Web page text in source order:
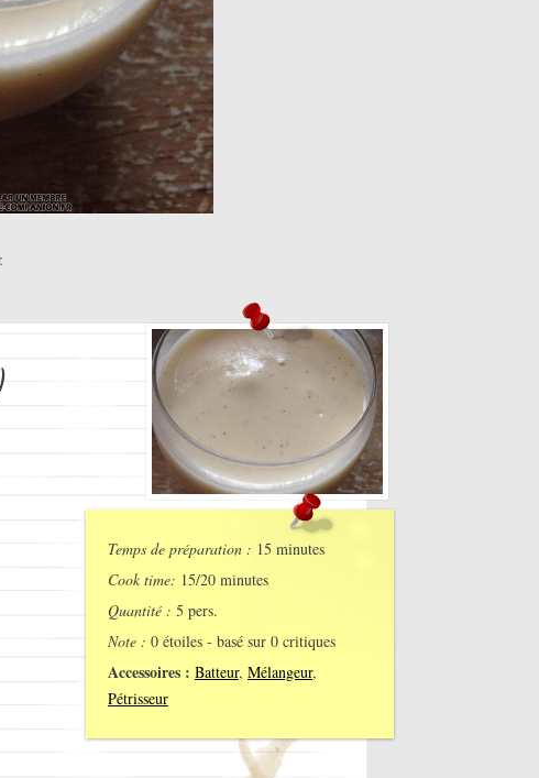
:
Temps de préparation : 15 minutes
Cook time: 15/20 minutes
Quantité : 5 pers.
Note : 0 étoiles - basé sur 0 critiques
Accessoires : Batteur, Mélangeur,
Pétrisseur